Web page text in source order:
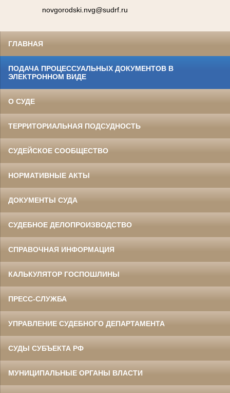
novgorodski.nvg@sudrf.ru
ГЛАВНАЯ
ПОДАЧА ПРОЦЕССУАЛЬНЫХ ДОКУМЕНТОВ В
ЭЛЕКТРОННОМ ВИДЕ
О СУДЕ
ТЕРРИТОРИАЛЬНАЯ ПОДСУДНОСТЬ
СУДЕЙСКОЕ СООБЩЕСТВО
НОРМАТИВНЫЕ АКТЫ
ДОКУМЕНТЫ СУДА
СУДЕБНОЕ ДЕЛОПРОИЗВОДСТВО
СПРАВОЧНАЯ ИНФОРМАЦИЯ
КАЛЬКУЛЯТОР ГОСПОШЛИНЫ
ПРЕСС-СЛУЖБА
УПРАВЛЕНИЕ СУДЕБНОГО ДЕПАРТАМЕНТА
СУДЫ СУБЪЕКТА РФ
МУНИЦИПАЛЬНЫЕ ОРГАНЫ ВЛАСТИ